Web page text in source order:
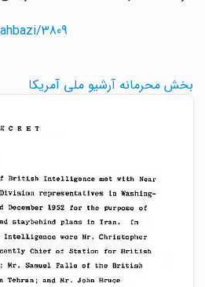
3809
بخش محرمانه آرشیو ملی آمریکا